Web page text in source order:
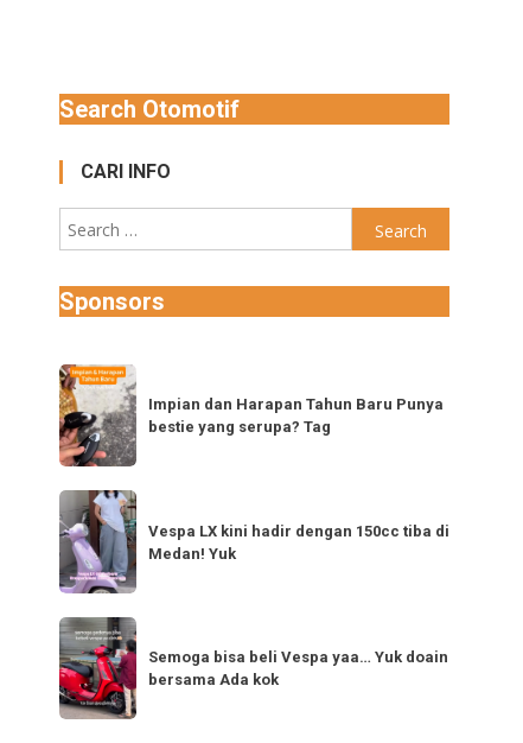
Search Otomotif
CARI INFO
Search
for:
Sponsors
Impian
dan
Harapan
Tahun
Baru
Punya
bestie
yang
Tag
Impian dan Harapan Tahun Baru Punya
bestie yang serupa? Tag
Vespa
LX
kini
hadir
dengan
150cc
tiba
di
Vespa LX kini hadir dengan 150cc tiba di
Medan! Yuk
Semoga
bisa
beli
Vespa
Semoga bisa beli Vespa yaa… Yuk doain
bersama Ada kok